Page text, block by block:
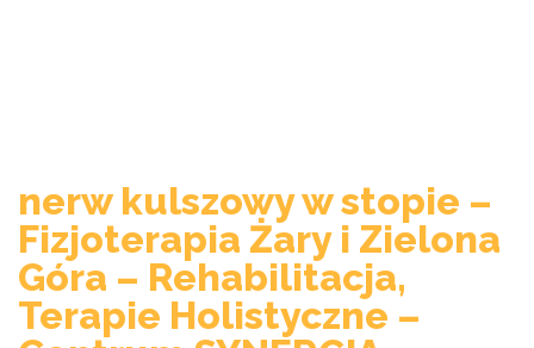
nerw kulszowy w stopie –
Fizjoterapia Żary i Zielona
Góra – Rehabilitacja,
Terapie Holistyczne –